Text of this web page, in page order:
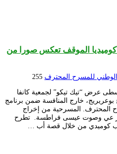
كوميديا الموقف تعكس صورا من
الوطني للمسرح المحترف 255
عرض “تيك تيكو” لجمعية كانفا
بوعريريج، خارج المنافسة ضمن برنامج
المسرح المحترف. المسرحية من إخراج
عي وصوت عيسى فراطسة. تطرح
كوميدي من خلال قصة أب …